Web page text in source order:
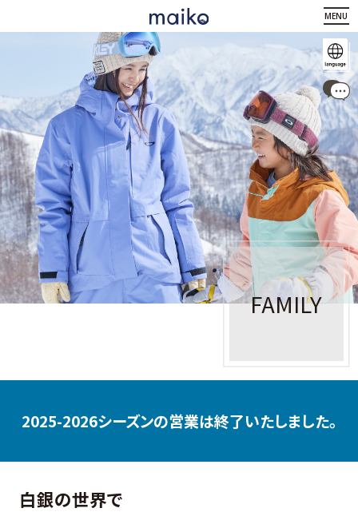
MENU
FAMILY
2025-2026シーズンの営業は終了いたしました。
白銀の世界で